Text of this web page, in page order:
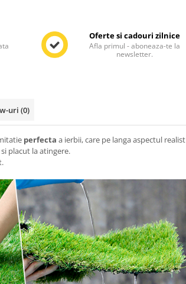
Oferte si cadouri zilnice
Afla primul - aboneaza-te la
newsletter.
uri (0)
perfecta a ierbii, care pe langa aspectul realist
placut la atingere.